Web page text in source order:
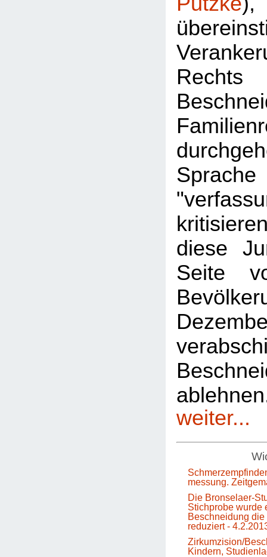
diese
Seite
weiter...
messung.
Die Bronselaer-
Stichprobe wurde
Beschneidung
reduziert -
Zirkumzision/
Kindern,